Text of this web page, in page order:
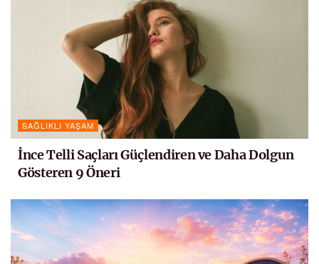
SAĞLIKLI YAŞAM
İnce Telli Saçları Güçlendiren ve Daha Dolgun
Gösteren 9 Öneri